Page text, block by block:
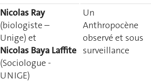
Nicolas Ray
(biologiste –
Unige) et
Nicolas Baya Laffite
(Sociologue -
UNIGE)
Un
Anthropocène
observé et sous
surveillance